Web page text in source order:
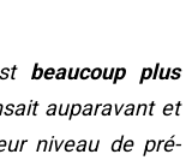
beaucoup plus
auparavant et
niveau de pré-